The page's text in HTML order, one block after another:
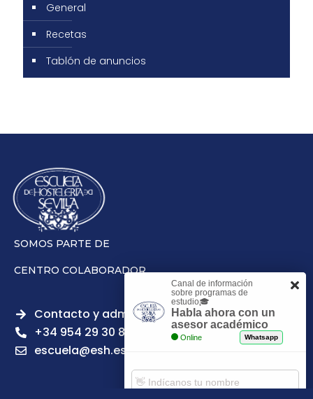
General
Recetas
Tablón de anuncios
SOMOS PARTE DE
CENTRO COLABORADOR
Contacto y admisiones
+34 954 29 30 81
escuela@esh.es
Canal de información
sobre programas de
estudio🎓
Habla ahora con un
asesor académico
Online Whatsapp